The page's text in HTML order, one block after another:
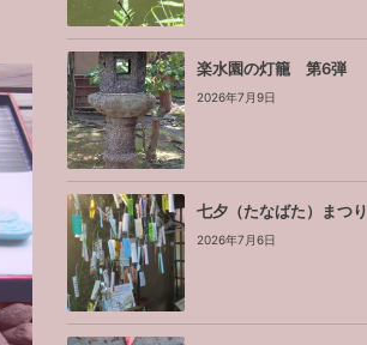
楽水園の灯籠 第6弾
2026年7月9日
七夕（たなばた）まつり
2026年7月6日